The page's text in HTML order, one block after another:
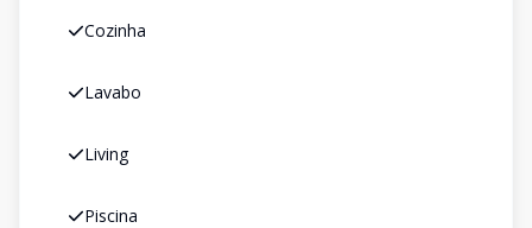
Cozinha
Lavabo
Living
Piscina